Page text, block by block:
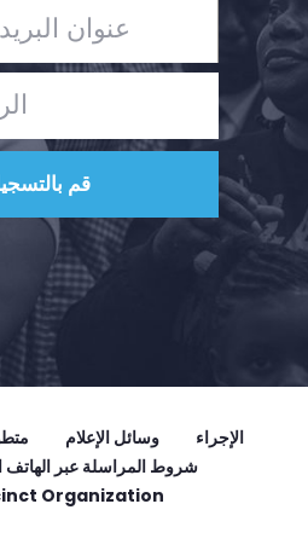
وسائل الإعلام
الإجراء
شروط المراسلة عبر الهاتف
Organization